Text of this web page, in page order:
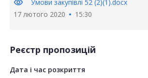
visibility
Умови закупівлі 52 (2)(1).docx
17 лютого 2020
15:30
Реєстр пропозицій
Дата і час розкриття